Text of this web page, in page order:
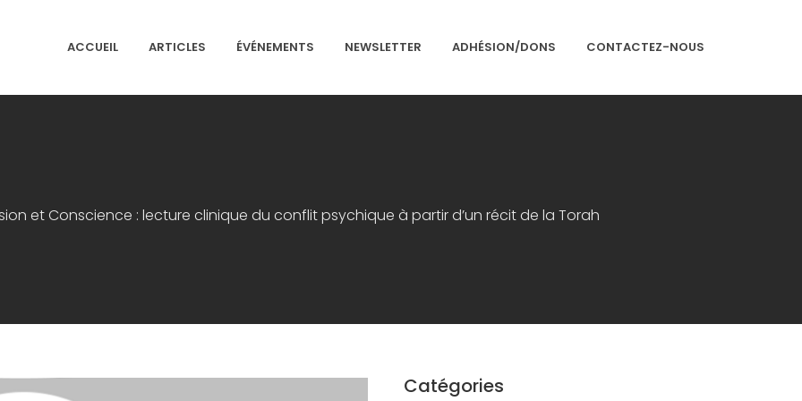
ACCUEIL ARTICLES ÉVÉNEMENTS NEWSLETTER ADHÉSION/DONS CONTACTEZ-NOUS
et Conscience : lecture clinique du conflit psychique à partir d’un récit de la Torah
Catégories